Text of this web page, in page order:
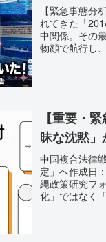
【緊急事態分
れてきた「
中関係。その
物顔で航行し
【重要・
昧な沈黙
中国複合法律
定」へ作成日
縄政策研究フ
化」ではなく